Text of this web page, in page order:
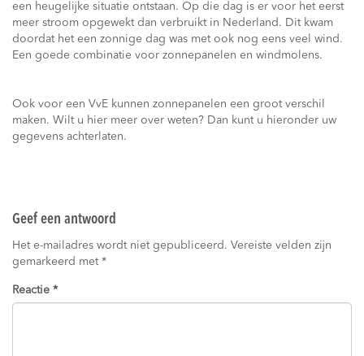
een heugelijke situatie ontstaan. Op die dag is er voor het eerst
meer stroom opgewekt dan verbruikt in Nederland. Dit kwam
doordat het een zonnige dag was met ook nog eens veel wind.
Een goede combinatie voor zonnepanelen en windmolens.
Ook voor een VvE kunnen zonnepanelen een groot verschil
maken. Wilt u hier meer over weten? Dan kunt u hieronder uw
gegevens achterlaten.
Geef een antwoord
Het e-mailadres wordt niet gepubliceerd. Vereiste velden zijn
gemarkeerd met *
Reactie *